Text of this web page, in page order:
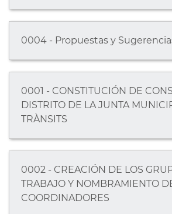
0004 - Propuestas y
0001 - CONSTITUCIÓN DE
DISTRITO DE LA JUNTA
TRÀNSITS
0002 - CREACIÓN DE LOS
TRABAJO Y NOMBRAMIENTO
COORDINADORES